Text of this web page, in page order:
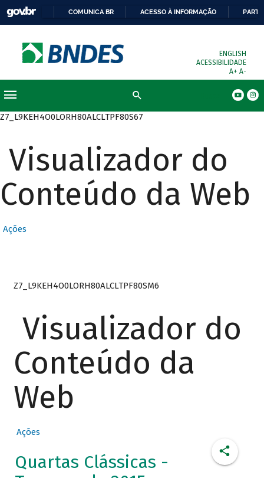
COMUNICA BR ACESSO À INFORMAÇÃO
ENGLISH
ACESSIBILIDADE
A+ A-
Z7_L9KEH4O0LORH80ALCLTPF80S67
Visualizador do
Conteúdo da Web
Ações
Z7_L9KEH4O0LORH80ALCLTPF80SM6
Visualizador do
Conteúdo da
Web
Ações
Quartas Clássicas -